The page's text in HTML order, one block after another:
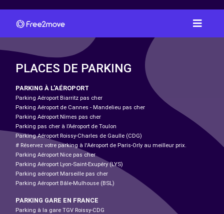
PLACES DE PARKING
PARKING À L'AÉROPORT
Parking Aéroport Biarritz pas cher
Parking Aéroport de Cannes - Mandelieu pas cher
Parking Aéroport Nîmes pas cher
Parking pas cher à l’Aéroport de Toulon
Parking Aéroport Roissy-Charles de Gaulle (CDG)
# Réservez votre parking à l'Aéroport de Paris-Orly au meilleur prix.
Parking Aéroport Nice pas cher
Parking Aéroport Lyon-Saint-Exupéry (LYS)
Parking aéroport Marseille pas cher
Parking Aéroport Bâle-Mulhouse (BSL)
PARKING GARE EN FRANCE
Parking à la gare TGV Roissy-CDG